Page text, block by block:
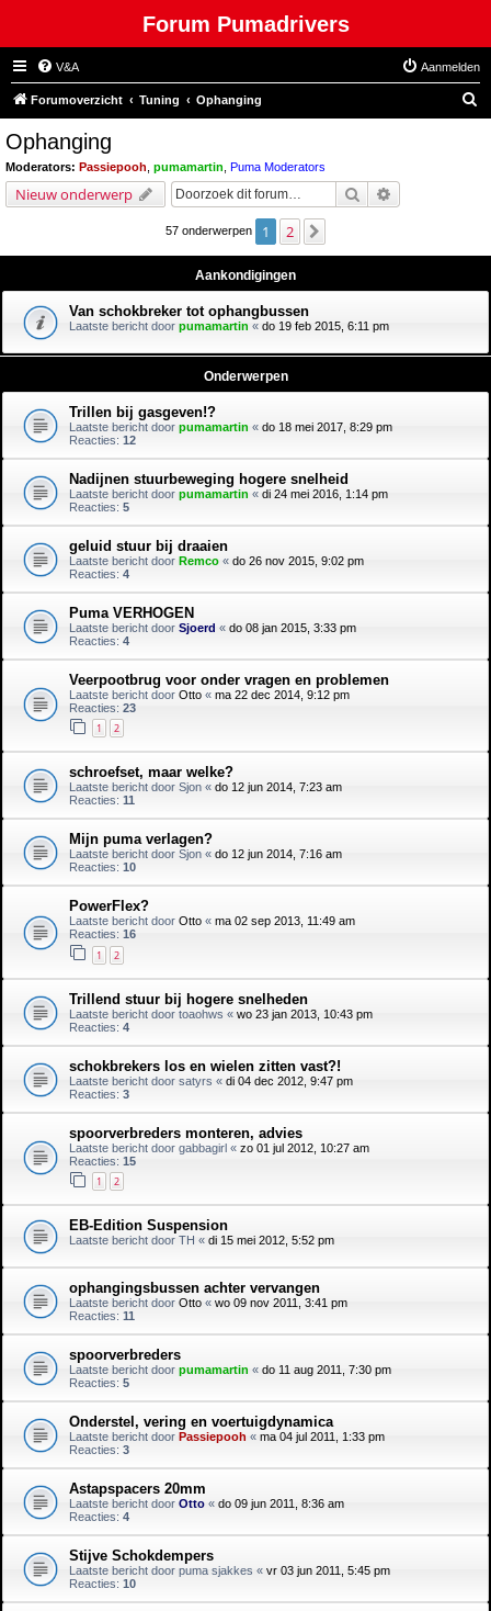
Forum Pumadrivers
V&A Aanmelden
Forumoverzicht Tuning Ophanging
Ophanging
Moderators: Passiepooh pumamartin Puma Moderators
Nieuw onderwerp Zoek
57 onderwerpen 1 2
Aankondigingen
Van schokbreker tot ophangbussen
Laatste bericht door pumamartin « do 19 feb 2015, 6:11 pm
Onderwerpen
Trillen bij gasgeven!?
Laatste bericht door pumamartin « do 18 mei 2017, 8:29 pm
Reacties: 12
Nadijnen stuurbeweging hogere snelheid
Laatste bericht door pumamartin « di 24 mei 2016, 1:14 pm
Reacties: 5
geluid stuur bij draaien
Laatste bericht door Remco « do 26 nov 2015, 9:02 pm
Reacties: 4
Puma VERHOGEN
Laatste bericht door Sjoerd « do 08 jan 2015, 3:33 pm
Reacties: 4
Veerpootbrug voor onder vragen en problemen
Laatste bericht door Otto « ma 22 dec 2014, 9:12 pm
Reacties: 23
1 2
schroefset, maar welke?
Laatste bericht door Sjon « do 12 jun 2014, 7:23 am
Reacties: 11
Mijn puma verlagen?
Laatste bericht door Sjon « do 12 jun 2014, 7:16 am
Reacties: 10
PowerFlex?
Laatste bericht door Otto « ma 02 sep 2013, 11:49 am
Reacties: 16
1 2
Trillend stuur bij hogere snelheden
Laatste bericht door toaohws « wo 23 jan 2013, 10:43 pm
Reacties: 4
schokbrekers los en wielen zitten vast?!
Laatste bericht door satyrs « di 04 dec 2012, 9:47 pm
Reacties: 3
spoorverbreders monteren, advies
Laatste bericht door gabbagirl « zo 01 jul 2012, 10:27 am
Reacties: 15
1 2
EB-Edition Suspension
Laatste bericht door TH « di 15 mei 2012, 5:52 pm
ophangingsbussen achter vervangen
Laatste bericht door Otto « wo 09 nov 2011, 3:41 pm
Reacties: 11
spoorverbreders
Laatste bericht door pumamartin « do 11 aug 2011, 7:30 pm
Reacties: 5
Onderstel, vering en voertuigdynamica
Laatste bericht door Passiepooh « ma 04 jul 2011, 1:33 pm
Reacties: 3
Astapspacers 20mm
Laatste bericht door Otto « do 09 jun 2011, 8:36 am
Reacties: 4
Stijve Schokdempers
Laatste bericht door puma sjakkes « vr 03 jun 2011, 5:45 pm
Reacties: 10